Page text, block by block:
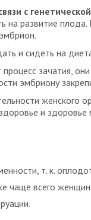
с
на развитие
и сидеть на
зачатия,
эмбриону
женского
и
т. к.
чаще всего